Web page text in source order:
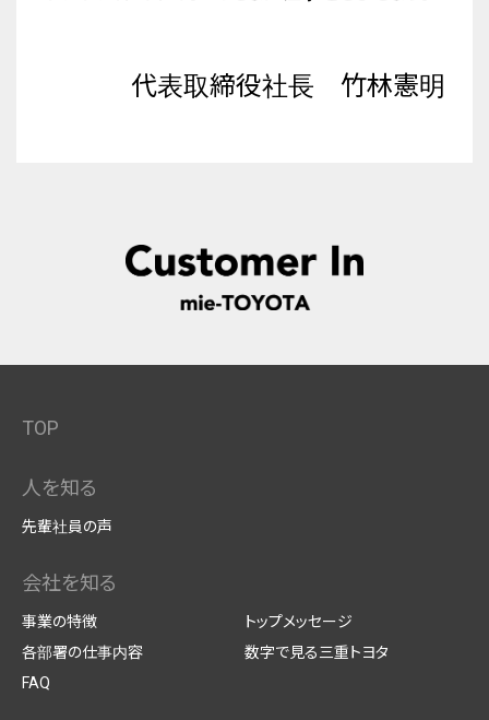
代表取締役社長 竹林憲明
TOP
人を知る
先輩社員の声
会社を知る
事業の特徴
トップメッセージ
各部署の仕事内容
数字で見る三重トヨタ
FAQ